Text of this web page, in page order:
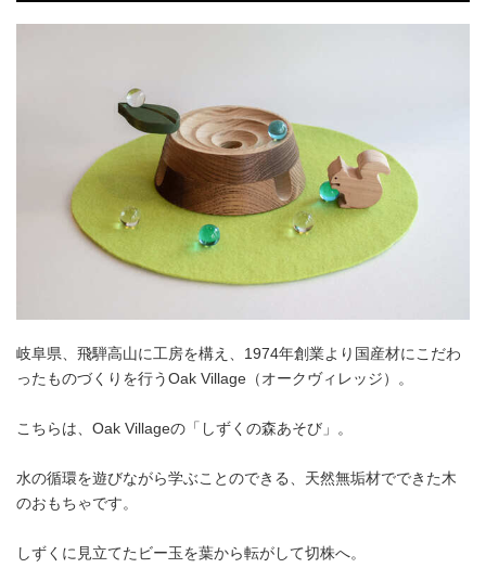
岐阜県、飛騨高山に工房を構え、1974年創業より国産材にこだわ
ったものづくりを行うOak Village（オークヴィレッジ）。
こちらは、Oak Villageの「しずくの森あそび」。
水の循環を遊びながら学ぶことのできる、天然無垢材でできた木
のおもちゃです。
しずくに見立てたビー玉を葉から転がして切株へ。